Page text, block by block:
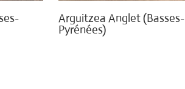
Arguitzea Anglet (Basses-
Pyrénées)